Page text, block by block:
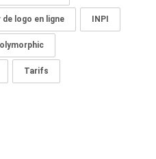
logo en ligne INPI
Tarifs